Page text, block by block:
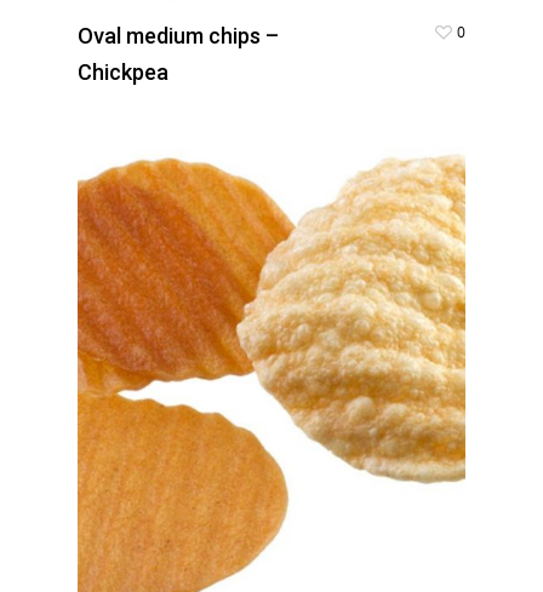
Oval medium chips –
Chickpea
0